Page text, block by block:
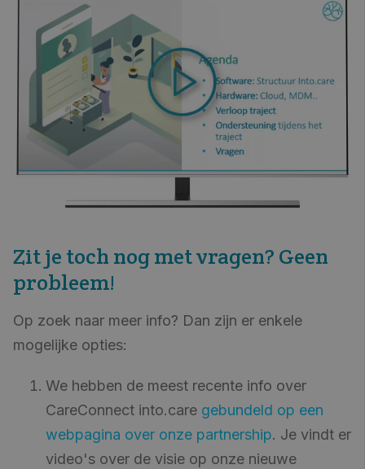
Zit je toch nog met vragen? Geen
probleem!
Op zoek naar meer info? Dan zijn er enkele
mogelijke opties:
We hebben de meest recente info over
CareConnect into.care gebundeld op een
webpagina over onze partnership. Je vindt er
video's over de visie op onze nieuwe